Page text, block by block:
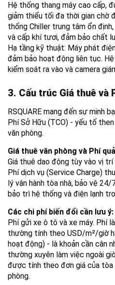
Hệ thống thang máy cao cấp,
giảm thiểu tối đa thời gian chờ
thống Chiller trung tâm ổn
và cấp khí tươi, đảm bảo chất
Hạ tầng kỹ thuật: Máy phát
đảm bảo hoạt động liên tục.
kiểm soát ra vào và camera
3. Cấu trúc Giá thuê và
RSQUARE mang đến sự minh
Phí Sở Hữu (TCO) - yếu tố
văn phòng.
Giá thuê văn phòng và Phí
Giá thuê dao động tùy vào vị
Phí dịch vụ (Service Charge)
lý vận hành tòa nhà, bảo vệ 24/
bảo trì hệ thống và điện lạnh
Các chi phí biến đổi cần lưu ý:
Phí gửi xe ô tô và xe máy. Phí
thường tính theo USD/m²/giờ
hoạt động) - là khoản cần cân
thường xuyên làm việc ngoài
được tính theo đơn giá của
phòng.